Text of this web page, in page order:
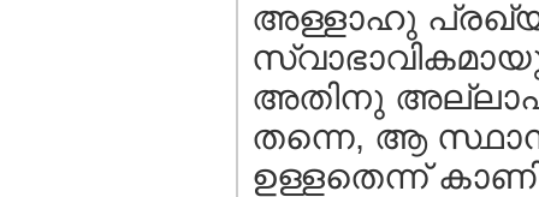
അള്ളാഹു
അതിനു അല്ലാഹു
തന്നെ, ആ
ഉള്ളതെന്ന്